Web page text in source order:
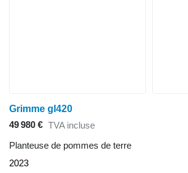
Grimme gl420
49 980 € TVA incluse
Planteuse de pommes de terre
2023